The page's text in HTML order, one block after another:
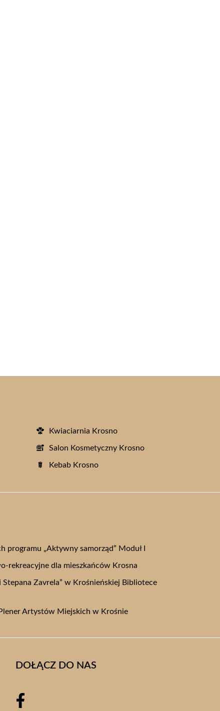
Kwiaciarnia Krosno
Salon Kosmetyczny Krosno
Kebab Krosno
programu „Aktywny samorząd” Moduł I
rekreacyjne dla mieszkańców Krosna
Zavrela” w Krośnieńskiej Bibliotece
Artystów Miejskich w Krośnie
DOŁĄCZ DO NAS